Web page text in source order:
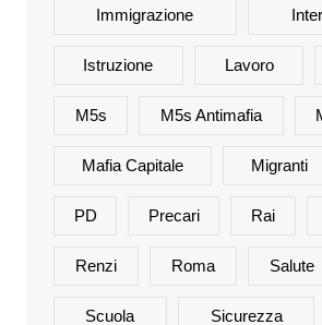
Immigrazione
Istruzione Lavoro
M5s M5s Antimafia
Mafia Capitale Migranti
PD Precari Rai
Renzi Roma Salute
Scuola Sicurezza